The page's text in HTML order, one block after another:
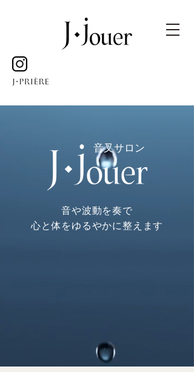
音叉サロン
音や波動を奏で
心と体をゆるやかに整えます